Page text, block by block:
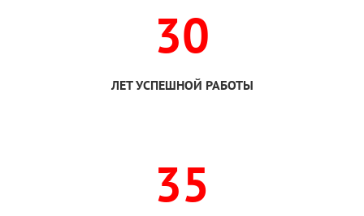
30
ЛЕТ УСПЕШНОЙ РАБОТЫ
35